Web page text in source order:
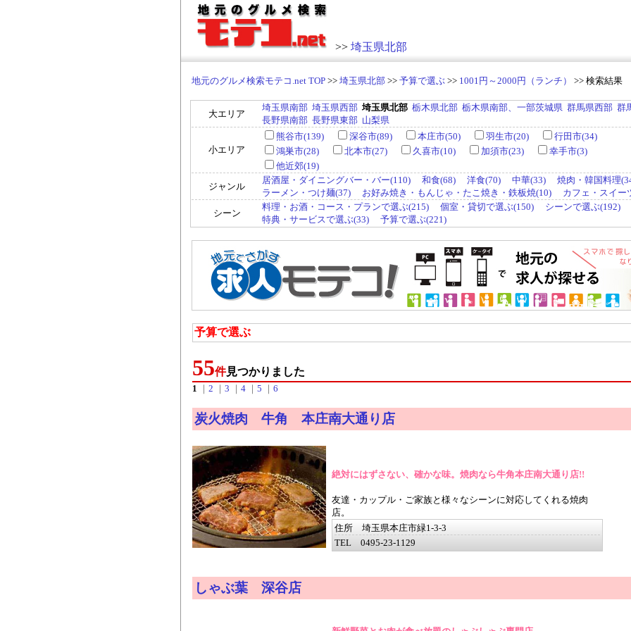
>> 埼玉県北部
地元のグルメ検索モテコ.net TOP >> 埼玉県北部 >> 予算で選ぶ >> 1001円～2000円（ランチ） >> 検索結果
大エリア
埼玉県南部 埼玉県西部 埼玉県北部 栃木県北部 栃木県南部、一部茨城県 群馬県西部 群
長野県南部 長野県東部 山梨県
小エリア
熊谷市(139) 深谷市(89) 本庄市(50) 羽生市(20)
行田市(34)
鴻巣市(28)
北本市(27) 久喜市(10) 加須市(23)
幸手市(3)
他近郊(19)
ジャンル
居酒屋・ダイニングバー・バー(110) 和食(68) 洋食(70) 中華(33) 焼肉・韓国料理
ラーメン・つけ麺(37)
お好み焼き・もんじゃ・たこ焼き・鉄板焼(10)
カフェ・スイー
シーン
料理・お酒・コース・プランで選ぶ(215) 個室・貸切で選ぶ(150) シーンで選ぶ(192)
特典・サービスで選ぶ(33)
予算で選ぶ(221)
予算で選ぶ
55件見つかりました
1
｜ 2 ｜ 3 ｜ 4 ｜ 5 ｜ 6
炭火焼肉 牛角 本庄南大通り店
絶対にはずさない、確かな味。焼肉なら牛角本庄南大通り店!!
友達・カップル・ご家族と様々なシーンに対応してくれる焼肉
店。
住所 埼玉県本庄市緑1-3-3
TEL 0495-23-1129
しゃぶ葉 深谷店